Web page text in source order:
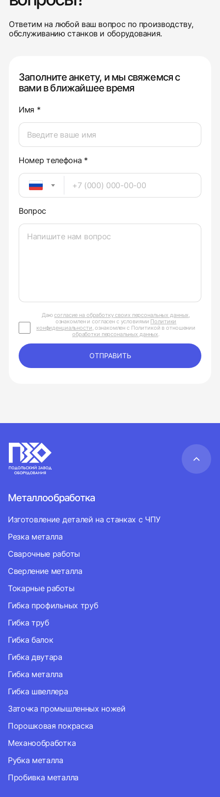
Ответим на любой ваш вопрос по производству,
обслуживанию станков и оборудования.
Заполните анкету, и мы свяжемся с
вами в ближайшее время
Имя *
Номер телефона *
Вопрос
Даюсогласие на обработку своих персональных данных,
ознакомлен и согласен с условиями Политики
конфиденциальности, ознакомлен с Политикой в отношении
обработки персональных данных.
ОТПРАВИТЬ
Металлообработка
Изготовление деталей на станках с ЧПУ
Резка металла
Сварочные работы
Сверление металла
Токарные работы
Гибка профильных труб
Гибка труб
Гибка балок
Гибка двутара
Гибка металла
Гибка швеллера
Заточка промышленных ножей
Порошковая покраска
Механообработка
Рубка металла
Пробивка металла